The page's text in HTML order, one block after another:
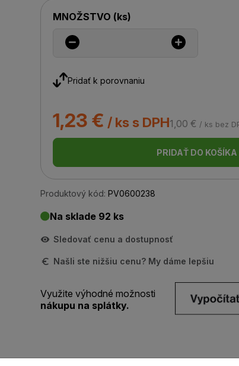
MNOŽSTVO (ks)
Pridať k porovnaniu
1,23 € / ks s DPH1,00 € / ks bez
PRIDAŤ DO KOŠÍKA
Produktový kód: PV0600238
Na sklade 92 ks
Sledovať cenu a dostupnosť
Našli ste nižšiu cenu? My dáme lepšiu
Využite výhodné možnosti
nákupu na splátky.